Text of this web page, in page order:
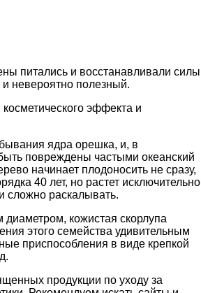
питались и восстанавливали силы
невероятно полезный.
эффекта и
ядра орешка, и, в
повреждены частыми океанский
начинает плодоносить не сразу,
40 лет, но растет исключительно
сложно раскалывать.
кожистая скорлупа
этого семейства удивительным
приспособления в виде крепкой
продукции по уходу за